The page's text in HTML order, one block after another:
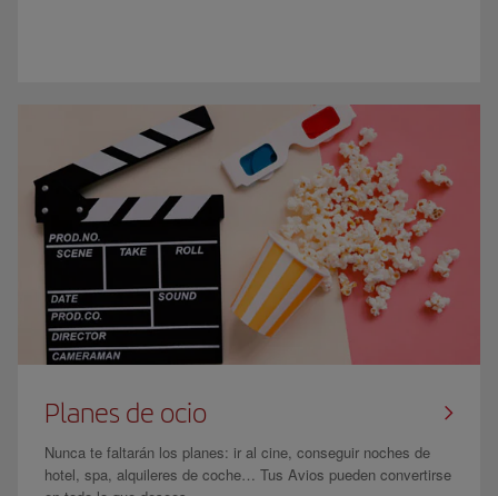
Planes de ocio
Nunca te faltarán los planes: ir al cine, conseguir noches de
hotel, spa, alquileres de coche… Tus Avios pueden convertirse